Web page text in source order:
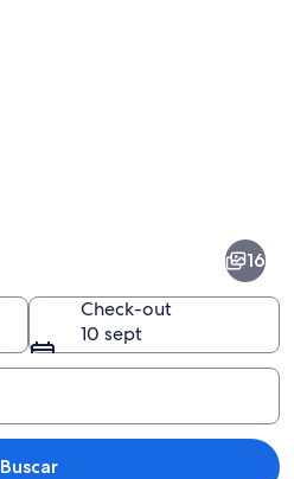
Un acantilado costero con olas
16
Check-out
10 sept
Buscar